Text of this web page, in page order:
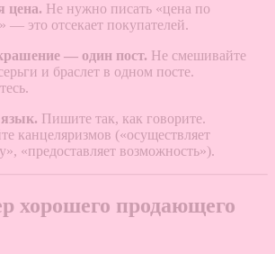
цена. Не нужно писать «цена по
— это отсекает покупателей.
— один пост. Не смешивайте
и браслет в одном посте.
Пишите так, как говорите.
канцеляризмов («осуществляет
«предоставляет возможность»).
хорошего продающего